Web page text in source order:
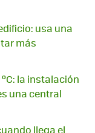
usa una
más
la instalación
una central
llega el